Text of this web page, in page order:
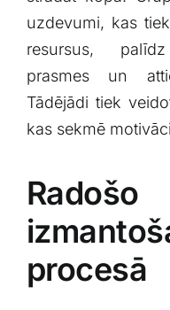
uzdevumi, kas
resursus,
prasmes ‌un
⁣Tādējādi tiek​
kas sekmē
procesā